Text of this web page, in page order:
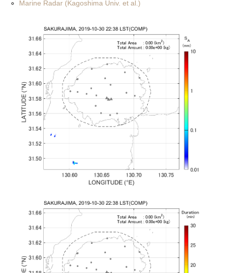
Marine Radar (Kagoshima Univ. et al.)